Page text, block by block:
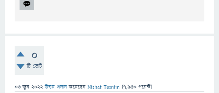
0
টি ভোট
03 জুন 2022 উত্তর প্রদান করেছেন Nishat Tasnim (7,950 পয়েন্ট)